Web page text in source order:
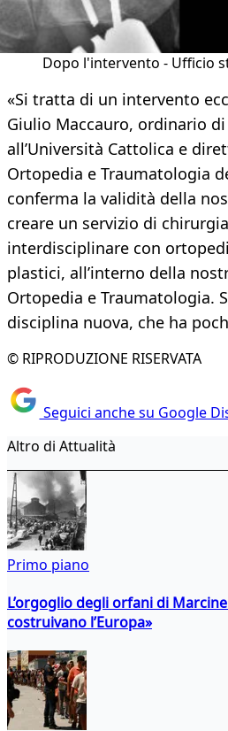
Dopo l'intervento - Ufficio
«Si tratta di un intervento
Giulio Maccauro, ordinario
all’Università Cattolica e
Ortopedia e Traumatologia
conferma la validità della
creare un servizio di
interdisciplinare con
plastici, all’interno della
Ortopedia e Traumatologia.
disciplina nuova, che ha
© RIPRODUZIONE RISERVATA
Seguici anche su Google
Altro di Attualità
Primo piano
L’orgoglio degli orfani di
costruivano l’Europa»